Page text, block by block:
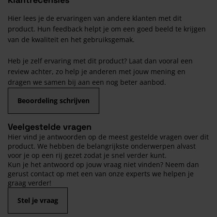
Hier lees je de ervaringen van andere klanten met dit
product. Hun feedback helpt je om een goed beeld te krijgen
van de kwaliteit en het gebruiksgemak.
Heb je zelf ervaring met dit product? Laat dan vooral een
review achter, zo help je anderen met jouw mening en
dragen we samen bij aan een nog beter aanbod.
Beoordeling schrijven
Veelgestelde vragen
Hier vind je antwoorden op de meest gestelde vragen over dit
product. We hebben de belangrijkste onderwerpen alvast
voor je op een rij gezet zodat je snel verder kunt.
Kun je het antwoord op jouw vraag niet vinden? Neem dan
gerust contact op met een van onze experts we helpen je
graag verder!
Stel je vraag